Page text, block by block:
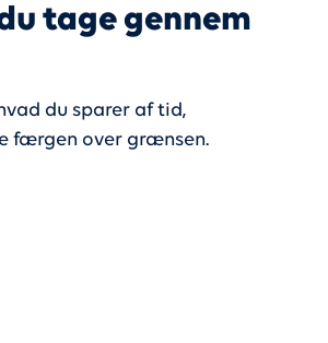
tage gennem
du sparer af tid,
færgen over grænsen.